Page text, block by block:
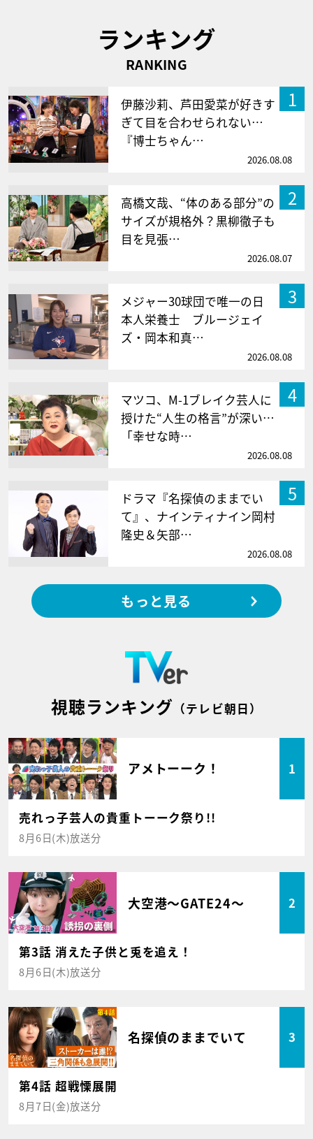
ランキング
RANKING
1
伊藤沙莉、芦田愛菜が好きす
ぎて目を合わせられない…
『博士ちゃん…
2026.08.08
2
高橋文哉、“体のある部分”の
サイズが規格外？黒柳徹子も
目を見張…
2026.08.07
3
メジャー30球団で唯一の日
本人栄養士 ブルージェイ
ズ・岡本和真…
2026.08.08
4
マツコ、M-1ブレイク芸人に
授けた“人生の格言”が深い…
「幸せな時…
2026.08.08
5
ドラマ『名探偵のままでい
て』、ナインティナイン岡村
隆史＆矢部…
2026.08.08
もっと見る
視聴ランキング （テレビ朝日）
アメトーーク！ 1
売れっ子芸人の貴重トーーク祭り!!
8月6日(木)放送分
大空港～GATE24～ 2
第3話 消えた子供と兎を追え！
8月6日(木)放送分
名探偵のままでいて 3
第4話 超戦慄展開
8月7日(金)放送分